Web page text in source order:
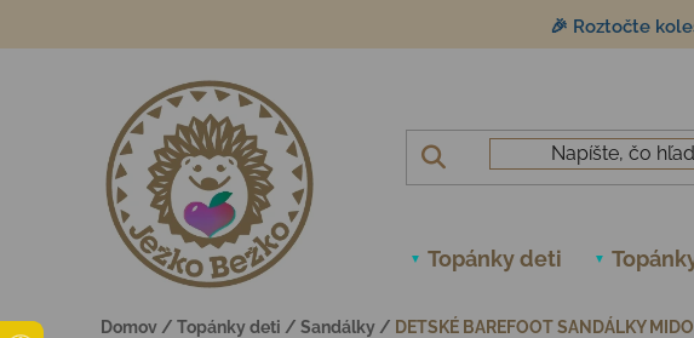
🎉 Roztočte
Topánky deti
Domov / Topánky deti / Sandálky / DETSKÉ BAREFOOT SANDÁLKY